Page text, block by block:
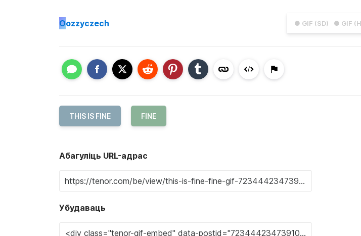
● GIF (SD) ● GIF
Oozzyczech
THIS IS FINE FINE
Абагуліць URL-адрас
Убудаваць